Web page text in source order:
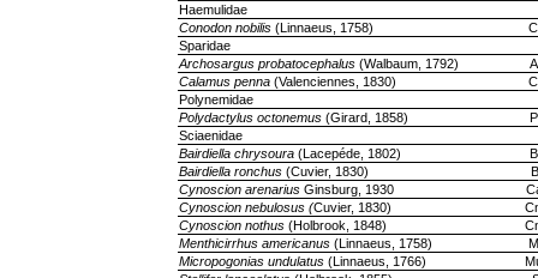
Haemulidae
Conodon nobilis(Linnaeus, 1758)
Sparidae
Archosargus probatocephalus(Walbaum, 1792)
Calamus penna(Valenciennes, 1830)
Polynemidae
Polydactylus octonemus(Girard, 1858)
Sciaenidae
Bairdiella chrysoura(Lacepéde, 1802)
Bairdiella ronchus(Cuvier, 1830)
Cynoscion arenariusGinsburg, 1930
Cynoscion nebulosus (Cuvier, 1830)
Cynoscion nothus(Holbrook, 1848)
Menthicirrhus americanus(Linnaeus, 1758)
Micropogonias undulatus(Linnaeus, 1766)